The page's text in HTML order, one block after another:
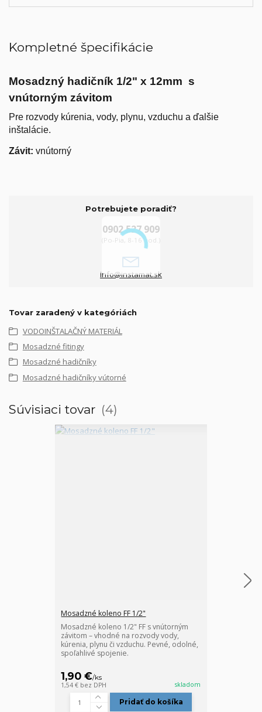
Kompletné špecifikácie
Mosadzný hadičník 1/2" x 12mm s
vnútorným závitom
Pre rozvody kúrenia, vody, plynu, vzduchu a ďalšie
inštalácie.
Závit: vnútorný
Potrebujete poradiť?
0902 527 909
(Po-Pia, 8-16 hod.)
info@instamat.sk
Tovar zaradený v kategóriách
VODOINŠTALAČNÝ MATERIÁL
Mosadzné fitingy
Mosadzné hadičníky
Mosadzné hadičníky vútorné
Súvisiaci tovar 4
Mosadzné koleno FF 1/2"
Mosadzné koleno 1/2" FF s vnútorným
závitom – vhodné na rozvody vody,
kúrenia, plynu či vzduchu. Pevné, odolné,
spoľahlivé spojenie.
1,90 €/ks
1,54 € bez DPH skladom
Pridať do košíka